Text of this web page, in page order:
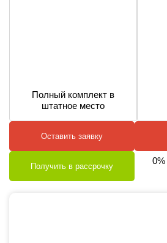
Полный комплект в
штатное место
Оставить заявку
Получить в рассрочку